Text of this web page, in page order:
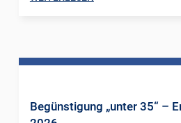
Begünstigung „unter 35“ –